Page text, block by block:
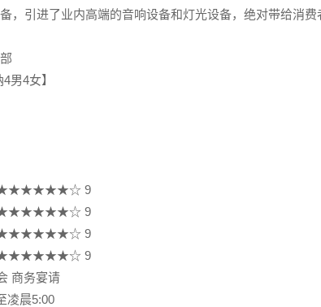
，引进了业内高端的音响设备和灯光设备，绝对带给消费
4女】
9
9
9
9
商务宴请
凌晨5:00